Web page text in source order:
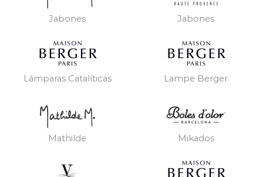
Jabones Jabones
Lámparas Catalíticas Lampe Berger
Mathilde Mikados